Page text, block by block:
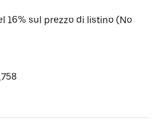
16% sul prezzo di listino (No